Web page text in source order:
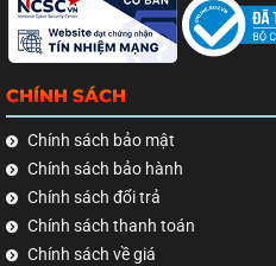
CHÍNH SÁCH
Chính sách bảo mật
Chính sách bảo hành
Chính sách đổi trả
Chính sách thanh toán
Chính sách về giá